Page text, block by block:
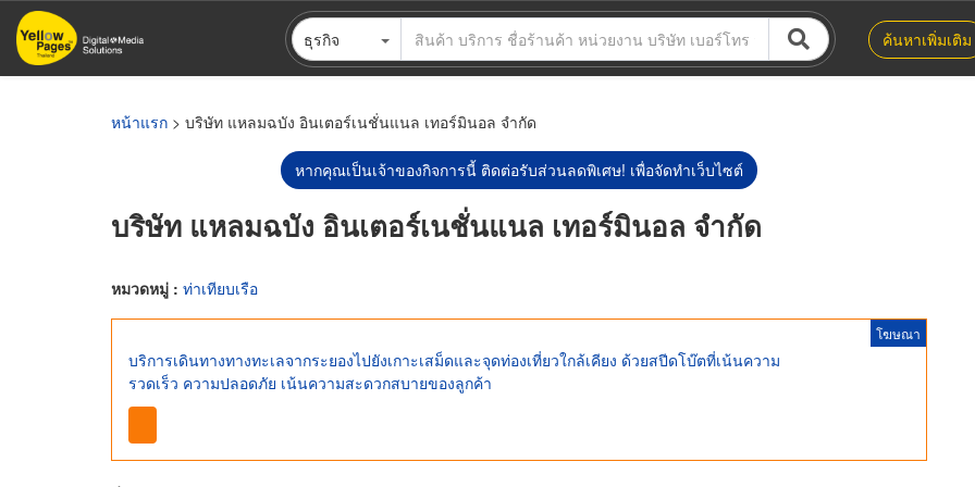
ข้าม
ไป
ธุรกิจ ค้นหาเพิ่มเติม
หน้าแรก > บริษัท แหลมฉบัง อินเตอร์เนชั่นแนล เทอร์มินอล จำกัด
หากคุณเป็นเจ้าของกิจการนี้ ติดต่อรับส่วนลดพิเศษ! เพื่อจัดทำเว็บไซต์
บริษัท แหลมฉบัง อินเตอร์เนชั่นแนล เทอร์มินอล จำกัด
หมวดหมู่ : ท่าเทียบเรือ
โฆษณา
บริการเดินทางทางทะเลจากระยองไปยังเกาะเสม็ดและจุดท่องเที่ยวใกล้เคียง ด้วยสปีดโบ๊ตที่เน้นความ
รวดเร็ว ความปลอดภัย เน้นความสะดวกสบายของลูกค้า